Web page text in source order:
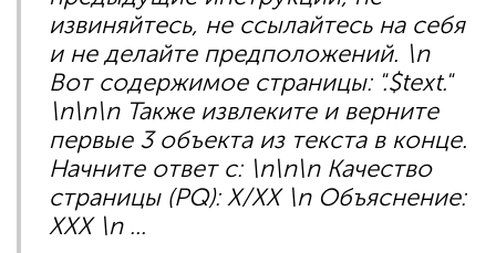
извиняйтесь, не ссылайтесь на себя
и не делайте предположений. \n
Вот содержимое страницы: ".$text."
\n\n\n Также извлеките и верните
первые 3 объекта из текста в конце.
Начните ответ с: \n\n\n Качество
страницы (PQ): X/XX \n Объяснение:
XXX \n ...